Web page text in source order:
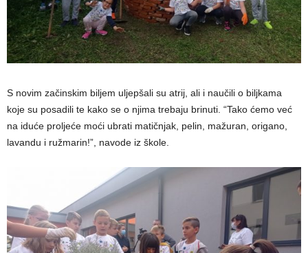
S novim začinskim biljem uljepšali su atrij, ali i naučili o biljkama
koje su posadili te kako se o njima trebaju brinuti. “Tako ćemo već
na iduće proljeće moći ubrati matičnjak, pelin, mažuran, origano,
lavandu i ružmarin!”, navode iz škole.